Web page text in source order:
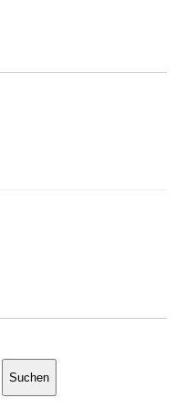
Suchen